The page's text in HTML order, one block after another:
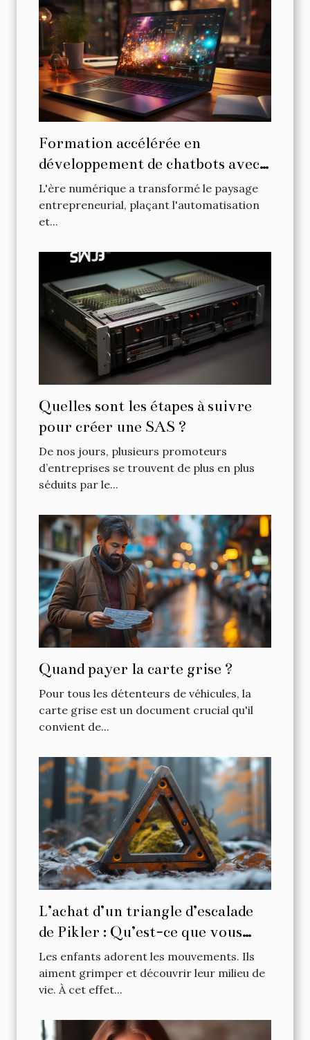
Formation accélérée en
développement de chatbots avec
ChatGPT pour les entrepreneurs
L'ère numérique a transformé le paysage
entrepreneurial, plaçant l'automatisation
et...
Quelles sont les étapes à suivre
pour créer une SAS ?
De nos jours, plusieurs promoteurs
d’entreprises se trouvent de plus en plus
séduits par le...
Quand payer la carte grise ?
Pour tous les détenteurs de véhicules, la
carte grise est un document crucial qu'il
convient de...
L’achat d’un triangle d’escalade
de Pikler : Qu’est-ce que vous
devez vérifier a priori ?
Les enfants adorent les mouvements. Ils
aiment grimper et découvrir leur milieu de
vie. À cet effet...